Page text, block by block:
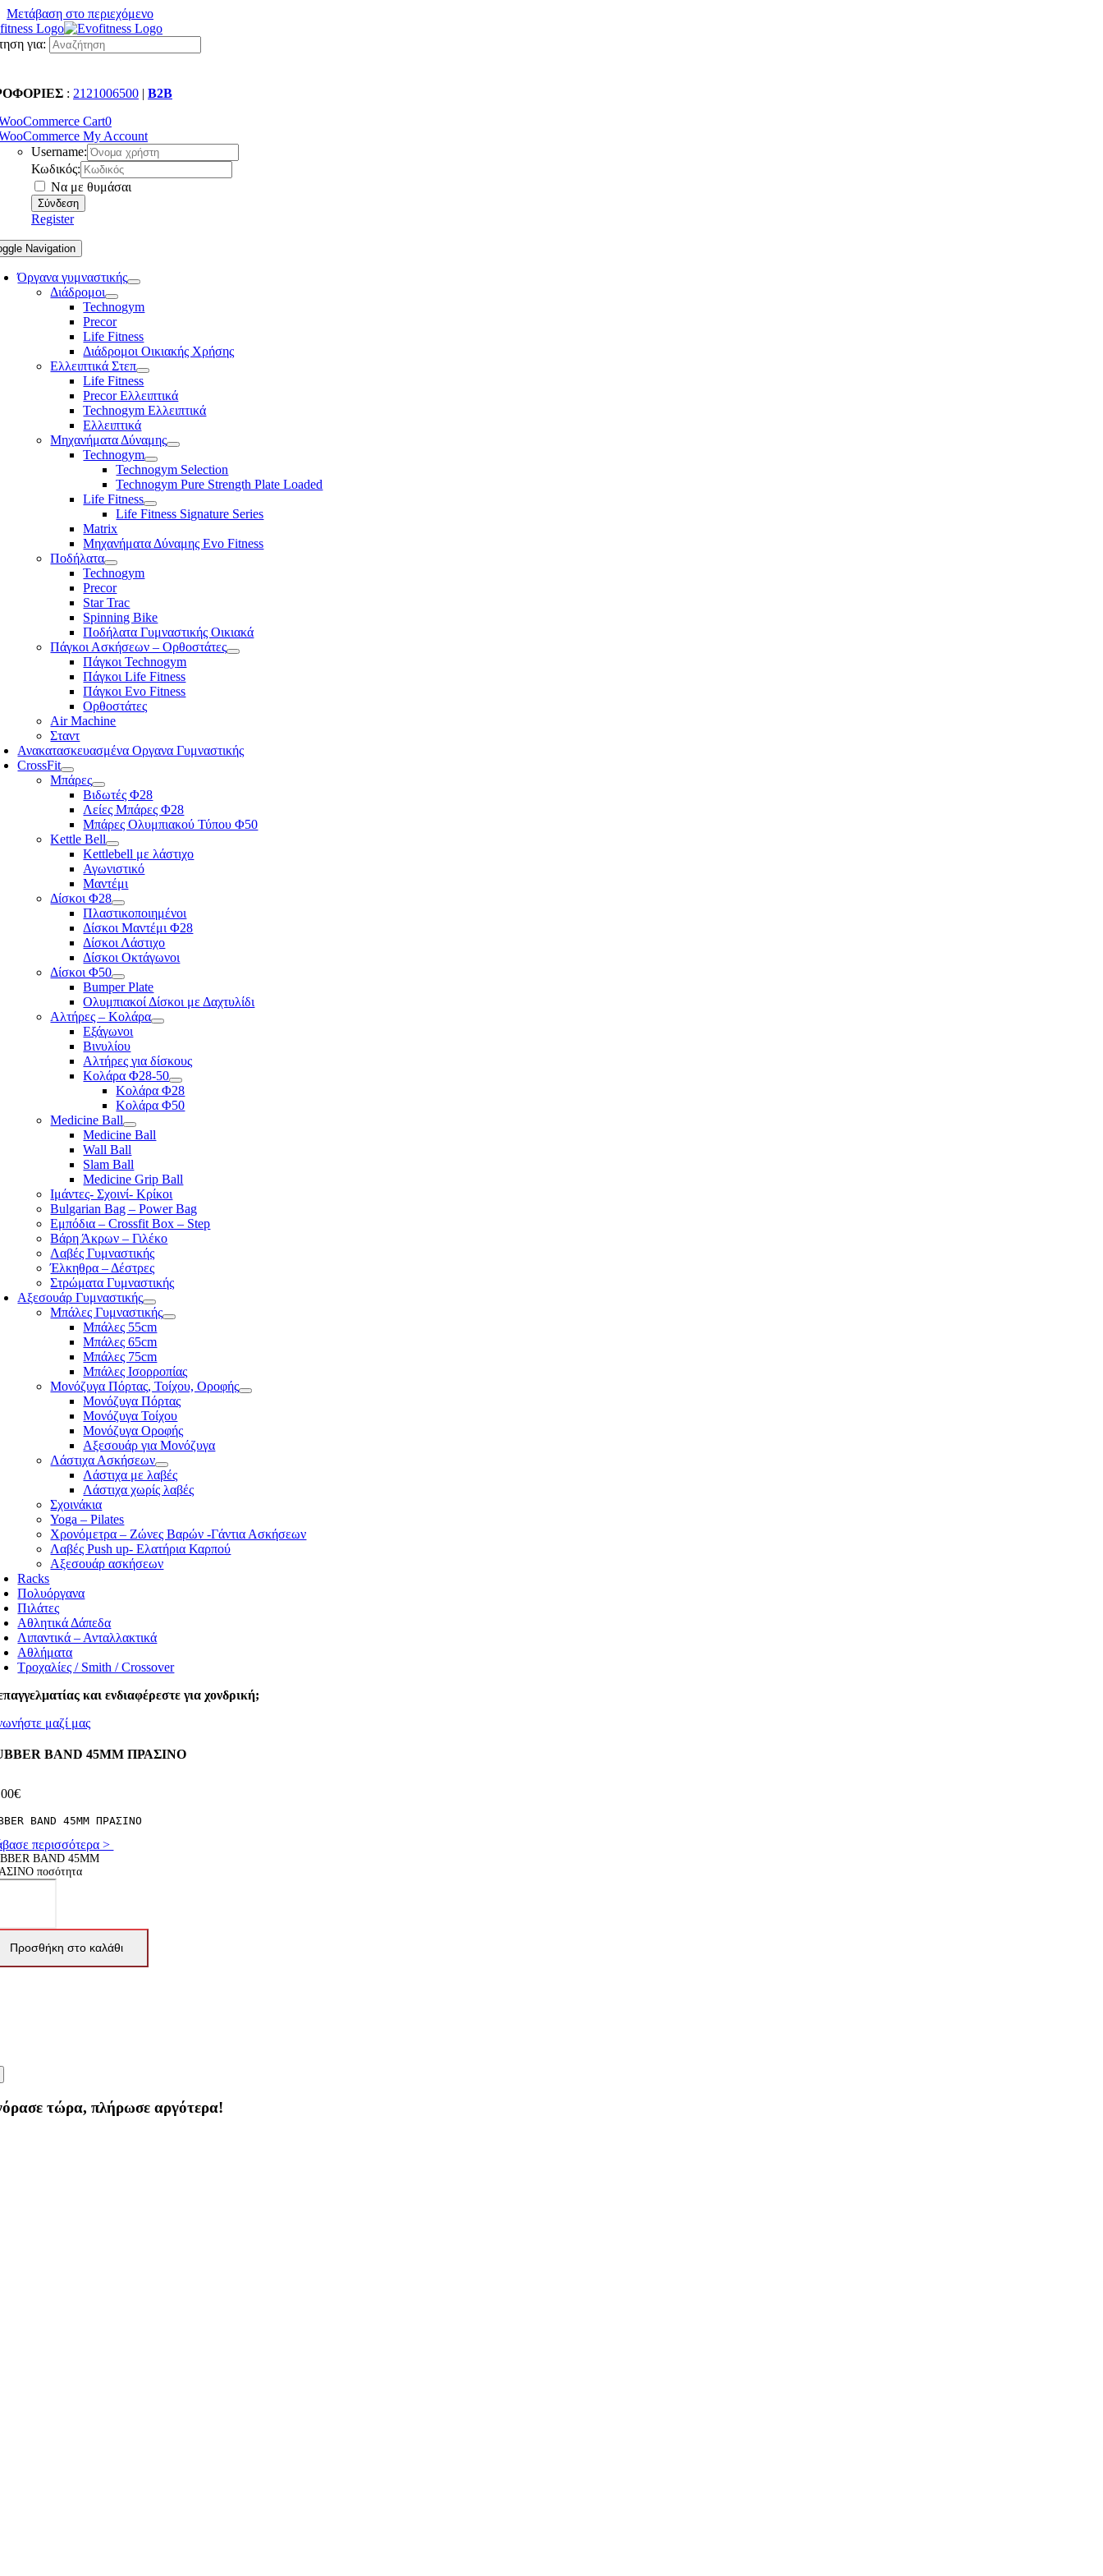
Μετάβαση στο περιεχόμενο
για:
: 2121006500 | B2B
Cart0
My Account
Username:
Κωδικός:
Να με θυμάσαι
Register
Navigation
Όργανα γυμναστικής
Διάδρομοι
Technogym
Precor
Life Fitness
Διάδρομοι Οικιακής Χρήσης
Ελλειπτικά Στεπ
Life Fitness
Precor Ελλειπτικά
Technogym Ελλειπτικά
Ελλειπτικά
Μηχανήματα Δύναμης
Technogym
Technogym Selection
Technogym Pure Strength Plate Loaded
Life Fitness
Life Fitness Signature Series
Matrix
Μηχανήματα Δύναμης Evo Fitness
Ποδήλατα
Technogym
Precor
Star Trac
Spinning Bike
Ποδήλατα Γυμναστικής Οικιακά
Πάγκοι Ασκήσεων – Ορθοστάτες
Πάγκοι Technogym
Πάγκοι Life Fitness
Πάγκοι Evo Fitness
Ορθοστάτες
Air Machine
Σταντ
Ανακατασκευασμένα Οργανα Γυμναστικής
CrossFit
Μπάρες
Βιδωτές Φ28
Λείες Μπάρες Φ28
Μπάρες Ολυμπιακού Τύπου Φ50
Kettle Bell
Kettlebell με λάστιχο
Αγωνιστικό
Μαντέμι
Δίσκοι Φ28
Πλαστικοποιημένοι
Δίσκοι Μαντέμι Φ28
Δίσκοι Λάστιχο
Δίσκοι Οκτάγωνοι
Δίσκοι Φ50
Bumper Plate
Ολυμπιακοί Δίσκοι με Δαχτυλίδι
Αλτήρες – Κολάρα
Εξάγωνοι
Βινυλίου
Αλτήρες για δίσκους
Κολάρα Φ28-50
Κολάρα Φ28
Κολάρα Φ50
Medicine Ball
Medicine Ball
Wall Ball
Slam Ball
Medicine Grip Ball
Ιμάντες- Σχοινί- Κρίκοι
Bulgarian Bag – Power Bag
Εμπόδια – Crossfit Box – Step
Βάρη Άκρων – Γιλέκο
Λαβές Γυμναστικής
Έλκηθρα – Δέστρες
Στρώματα Γυμναστικής
Αξεσουάρ Γυμναστικής
Μπάλες Γυμναστικής
Μπάλες 55cm
Μπάλες 65cm
Μπάλες 75cm
Μπάλες Ισορροπίας
Μονόζυγα Πόρτας, Τοίχου, Οροφής
Μονόζυγα Πόρτας
Μονόζυγα Τοίχου
Μονόζυγα Οροφής
Αξεσουάρ για Μονόζυγα
Λάστιχα Ασκήσεων
Λάστιχα με λαβές
Λάστιχα χωρίς λαβές
Σχοινάκια
Yoga – Pilates
Χρονόμετρα – Ζώνες Βαρών -Γάντια Ασκήσεων
Λαβές Push up- Ελατήρια Καρπού
Αξεσουάρ ασκήσεων
Racks
Πολυόργανα
Πιλάτες
Αθλητικά Δάπεδα
Λιπαντικά – Ανταλλακτικά
Αθλήματα
Τροχαλίες / Smith / Crossover
και ενδιαφέρεστε για χονδρική;
μαζί μας
BAND 45MM ΠΡΑΣΙΝΟ
€
BAND 45MM ΠΡΑΣΙΝΟ
περισσότερα >
BAND 45MM
ποσότητα
Προσθήκη στο καλάθι
τώρα, πλήρωσε αργότερα!